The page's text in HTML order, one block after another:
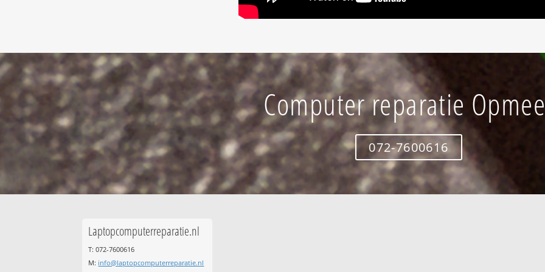
Computer reparatie
072-7600616
Laptopcomputerreparatie.nl
T: 072-7600616
M: info@laptopcomputerreparatie.nl